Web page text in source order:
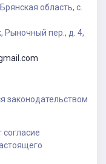
область, с.
Рыночный пер., д. 4,
законодательством